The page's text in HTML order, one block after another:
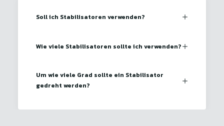
Soll ich Stabilisatoren verwenden?
Wie viele Stabilisatoren sollte ich verwenden?
Um wie viele Grad sollte ein Stabilisator
gedreht werden?